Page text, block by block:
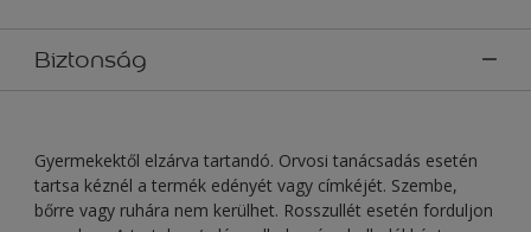
Biztonság
Gyermekektől elzárva tartandó. Orvosi tanácsadás esetén
tartsa kéznél a termék edényét vagy címkéjét. Szembe,
bőrre vagy ruhára nem kerülhet. Rosszullét esetén forduljon